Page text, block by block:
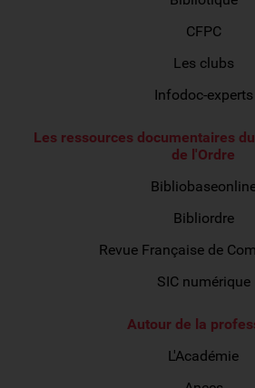
CFPC
Les clubs
Infodoc-experts
Les ressources documentaires
de l'Ordre
Bibliordre
Revue Française de
SIC numérique
Autour de la
L'Académie